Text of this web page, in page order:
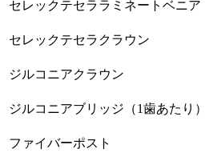
セレックテセララミネートベニア
セレックテセラクラウン
ジルコニアクラウン
ジルコニアブリッジ（1歯あたり）
ファイバーポスト